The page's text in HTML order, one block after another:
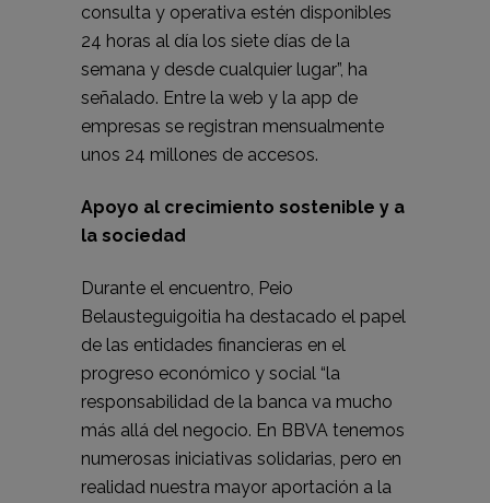
consulta y operativa estén disponibles
24 horas al día los siete días de la
semana y desde cualquier lugar”, ha
señalado. Entre la web y la app de
empresas se registran mensualmente
unos 24 millones de accesos.
Apoyo al crecimiento sostenible y a
la sociedad
Durante el encuentro, Peio
Belausteguigoitia ha destacado el papel
de las entidades financieras en el
progreso económico y social “la
responsabilidad de la banca va mucho
más allá del negocio. En BBVA tenemos
numerosas iniciativas solidarias, pero en
realidad nuestra mayor aportación a la